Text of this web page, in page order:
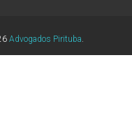
Advogados Pirituba.